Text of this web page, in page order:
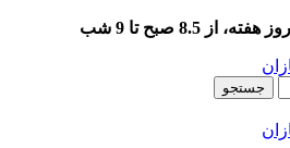
از 8.5 صبح تا 9 شب
جستجو